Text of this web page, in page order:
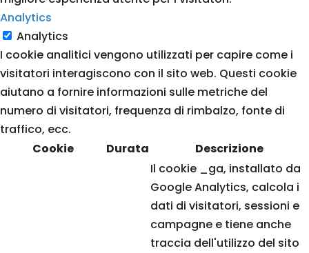
Analytics
Analytics
I cookie analitici vengono utilizzati per capire come i
visitatori interagiscono con il sito web. Questi cookie
aiutano a fornire informazioni sulle metriche del
numero di visitatori, frequenza di rimbalzo, fonte di
traffico, ecc.
Cookie
Durata Descrizione
Il cookie _ga, installato da
Google Analytics, calcola i
dati di visitatori, sessioni e
campagne e tiene anche
traccia dell'utilizzo del sito